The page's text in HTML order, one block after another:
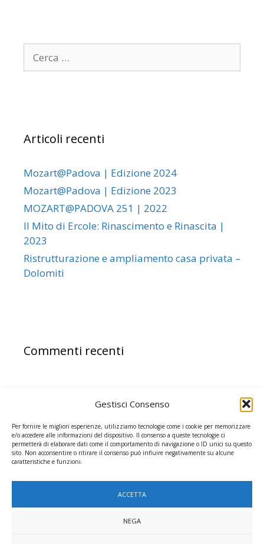
Gestisci Consenso
Per fornire le migliori esperienze, utilizziamo tecnologie come i cookie per memorizzare
e/o accedere alle informazioni del dispositivo. Il consenso a queste tecnologie ci
permetterà di elaborare dati come il comportamento di navigazione o ID unici su questo
sito. Non acconsentire o ritirare il consenso può influire negativamente su alcune
caratteristiche e funzioni.
ACCETTA
NEGA
Articoli recenti
Mozart@Padova | Edizione 2024
Mozart@Padova | Edizione 2023
MOZART@PADOVA 251 | 2022
Il Mito di Ercole: Rinascimento e Rinascita |
2023
Ristrutturazione e ampliamento casa privata –
Dolomiti
Commenti recenti